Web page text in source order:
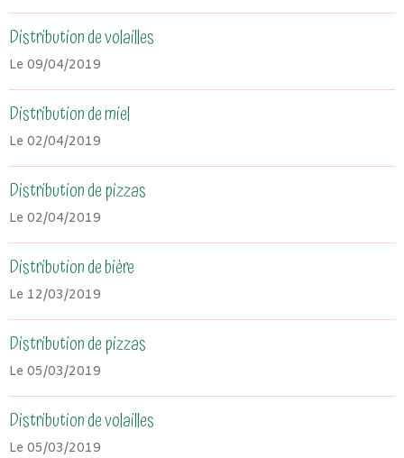
Distribution de volailles
Le 09/04/2019
Distribution de miel
Le 02/04/2019
Distribution de pizzas
Le 02/04/2019
Distribution de bière
Le 12/03/2019
Distribution de pizzas
Le 05/03/2019
Distribution de volailles
Le 05/03/2019